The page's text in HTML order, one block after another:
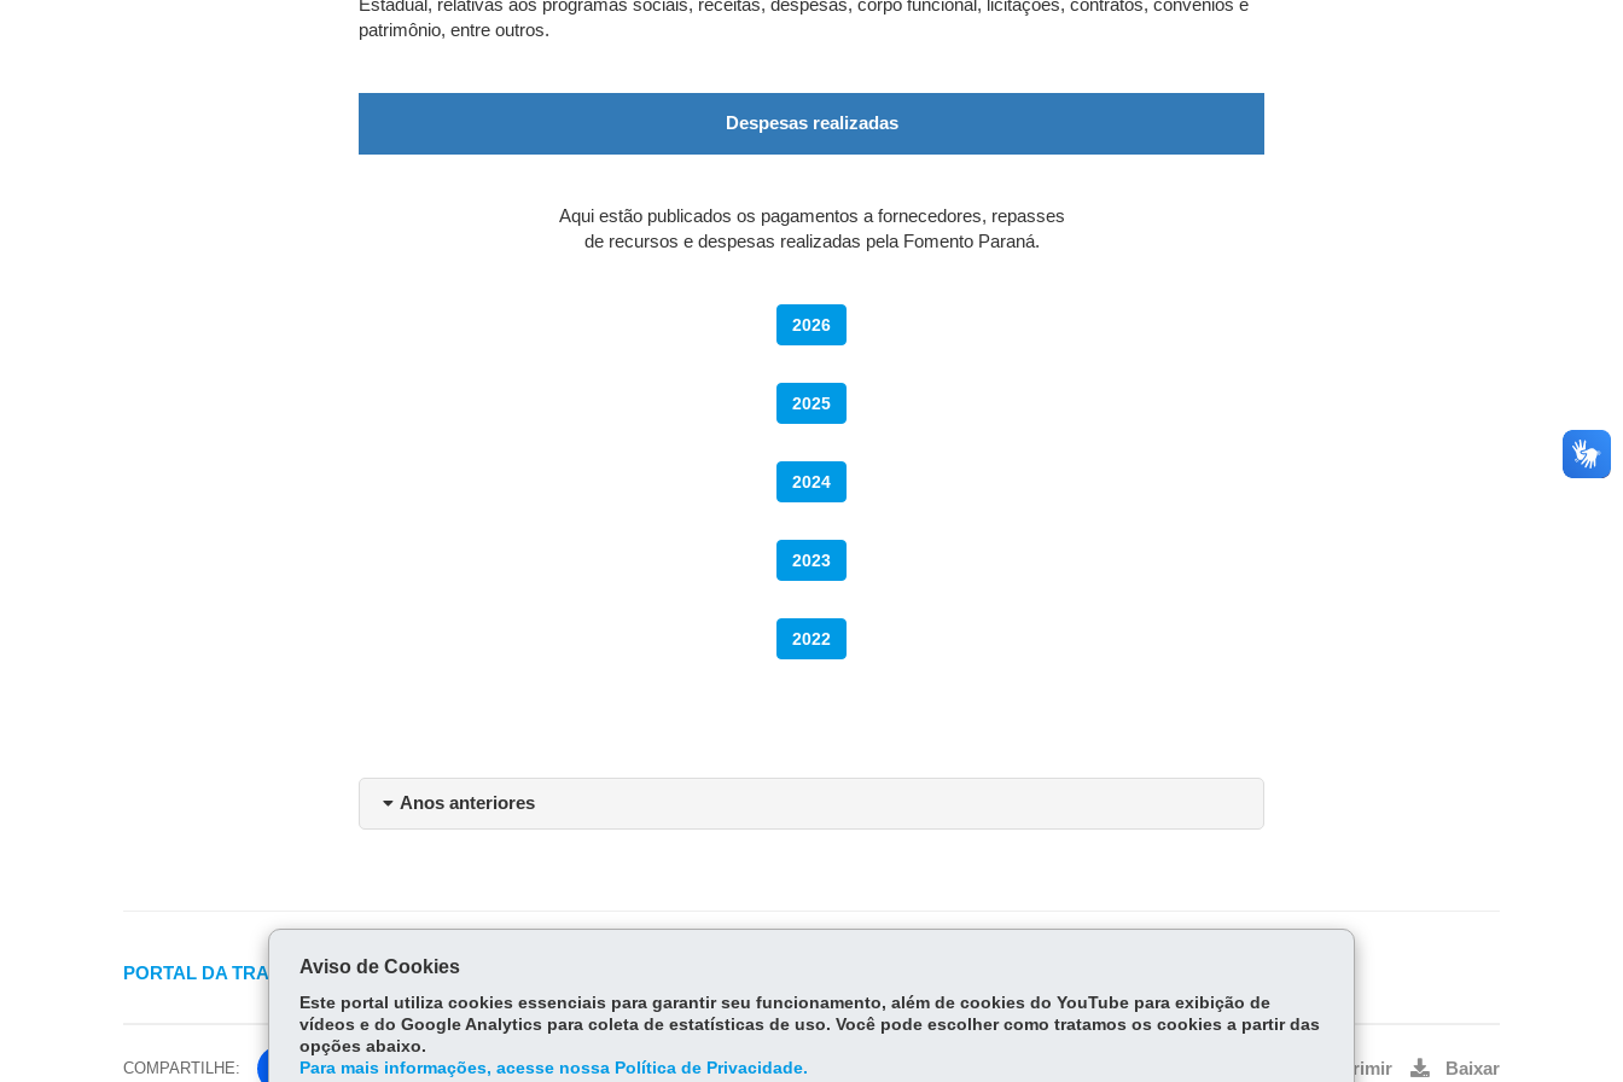
Estadual, relativas aos programas sociais, receitas, despesas, corpo funcional, licitações, contratos, convênios e
patrimônio, entre outros.
Despesas realizadas
Aqui estão publicados os pagamentos a fornecedores, repasses
de recursos e despesas realizadas pela Fomento Paraná.
2026
2025
2024
2023
2022
Anos anteriores
PORTAL DA TRANSPARÊNCIA FOMENTO PARANÁ
COMPARTILHE: Fa Imprimir Baixar
Aviso de Cookies
Este portal utiliza cookies essenciais para garantir seu funcionamento, além de cookies do YouTube para exibição de
vídeos e do Google Analytics para coleta de estatísticas de uso. Você pode escolher como tratamos os cookies a partir das
opções abaixo.
Para mais informações, acesse nossa Política de Privacidade.